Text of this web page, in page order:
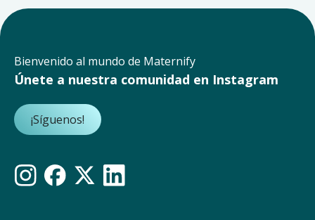
Bienvenido al mundo de Maternify
Únete a nuestra comunidad en Instagram
¡Síguenos!